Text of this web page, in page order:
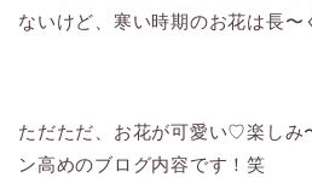
ないけど、寒い時期のお花は長
ただただ、お花が可愛い♡楽しみ
ン高めのブログ内容です！笑